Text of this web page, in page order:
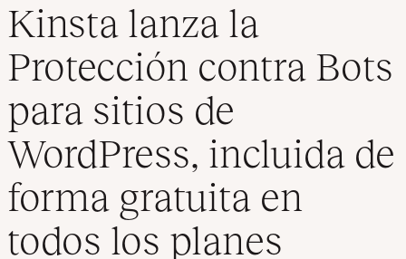
Contacto
Kinsta lanza la
Protección contra Bots
para sitios de
WordPress, incluida de
forma gratuita en
todos los planes